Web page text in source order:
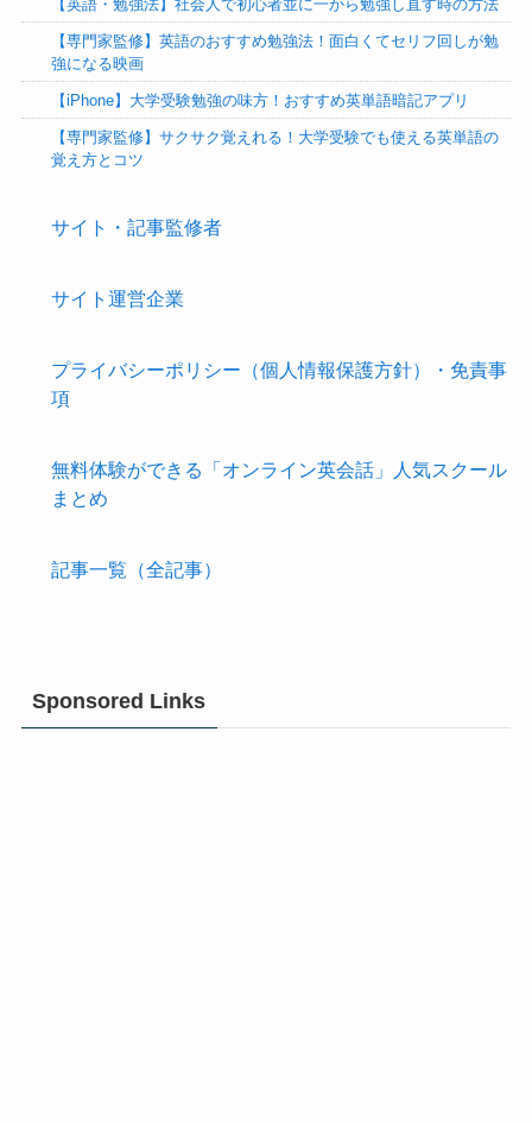
【英語・勉強法】社会人で初心者並に一から勉強し直す時の方法
【専門家監修】英語のおすすめ勉強法！面白くてセリフ回しが勉
強になる映画
【iPhone】大学受験勉強の味方！おすすめ英単語暗記アプリ
【専門家監修】サクサク覚えれる！大学受験でも使える英単語の
覚え方とコツ
サイト・記事監修者
サイト運営企業
プライバシーポリシー（個人情報保護方針）・免責事
項
無料体験ができる「オンライン英会話」人気スクール
まとめ
記事一覧（全記事）
Sponsored Links